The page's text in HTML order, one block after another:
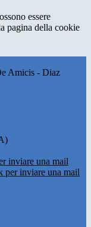
essere
pagina della cookie
Amicis - Diaz
inviare una mail
per inviare una mail